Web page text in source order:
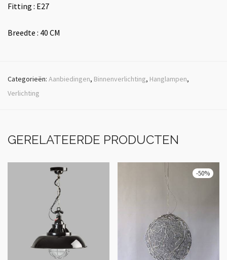
Fitting : E27
Breedte : 40 CM
Categorieën: Aanbiedingen, Binnenverlichting, Hanglampen,
Verlichting
GERELATEERDE PRODUCTEN
-50%